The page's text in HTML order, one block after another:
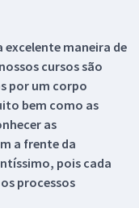
excelente maneira de
cursos são
por um corpo
bem como as
as
a frente da
pois cada
processos